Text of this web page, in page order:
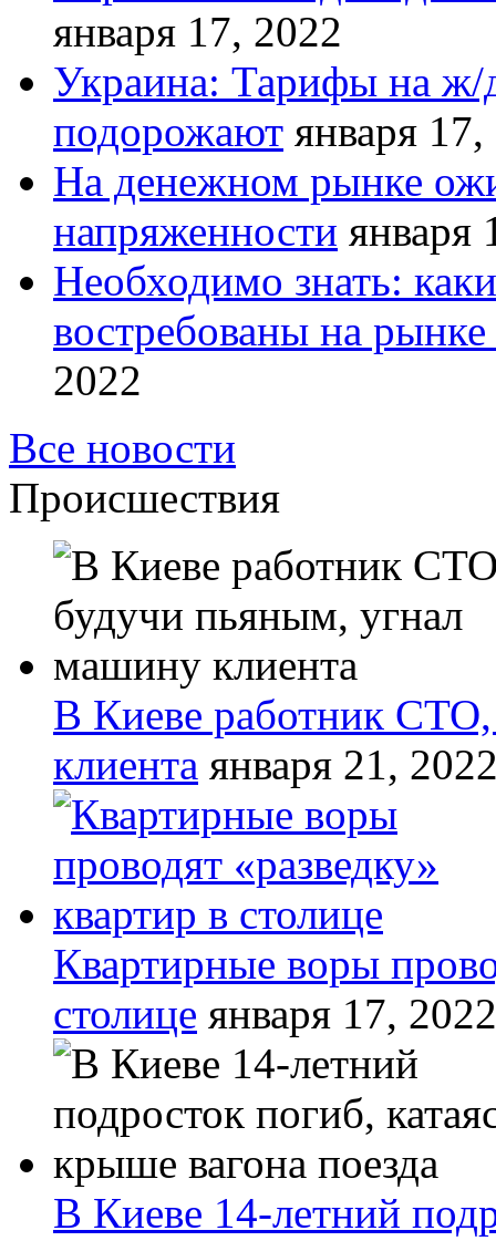
января 17, 2022
Украина: Тарифы на ж/
подорожают января
На денежном рынке
напряженности января
Необходимо знать:
востребованы на
2022
Все новости
Происшествия
В Киеве работник
клиента января 21,
Квартирные воры
столице января 17, 2022
В Киеве 14-летний